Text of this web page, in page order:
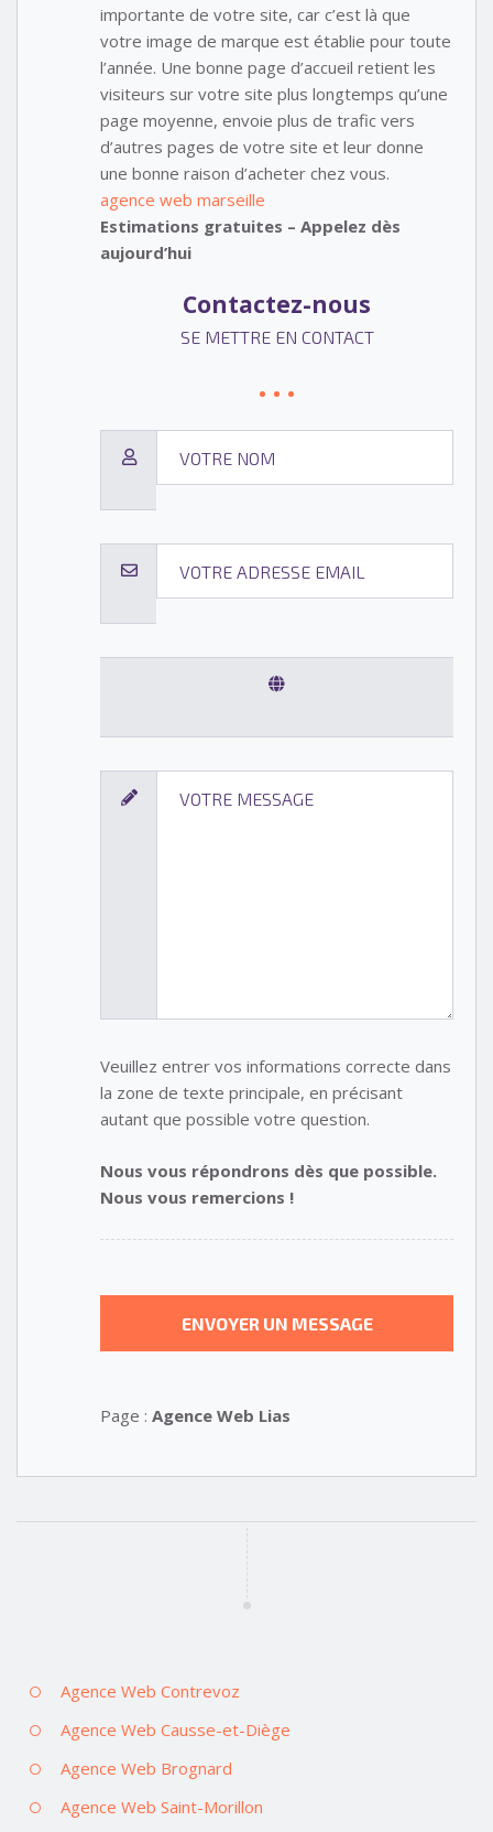
importante de votre site, car c’est là que
votre image de marque est établie pour toute
l’année. Une bonne page d’accueil retient les
visiteurs sur votre site plus longtemps qu’une
page moyenne, envoie plus de trafic vers
d’autres pages de votre site et leur donne
une bonne raison d’acheter chez vous.
agence web marseille
Estimations gratuites – Appelez dès
aujourd’hui
Contactez-nous
SE METTRE EN CONTACT
Veuillez entrer vos informations correcte dans
la zone de texte principale, en précisant
autant que possible votre question.
Nous vous répondrons dès que possible.
Nous vous remercions !
Page : Agence Web Lias
Agence Web Contrevoz
Agence Web Causse-et-Diège
Agence Web Brognard
Agence Web Saint-Morillon